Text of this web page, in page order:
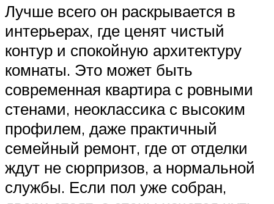
Лучше всего он раскрывается в
интерьерах, где ценят чистый
контур и спокойную архитектуру
комнаты. Это может быть
современная квартира с ровными
стенами, неоклассика с высоким
профилем, даже практичный
семейный ремонт, где от отделки
ждут не сюрпризов, а нормальной
службы. Если пол уже собран,